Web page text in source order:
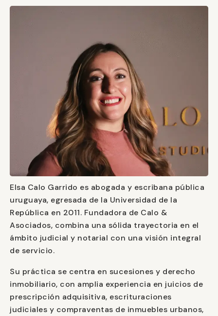
Elsa Calo Garrido es abogada y escribana pública
uruguaya, egresada de la Universidad de la
República en 2011. Fundadora de Calo &
Asociados, combina una sólida trayectoria en el
ámbito judicial y notarial con una visión integral
de servicio.
Su práctica se centra en sucesiones y derecho
inmobiliario, con amplia experiencia en juicios de
prescripción adquisitiva, escrituraciones
judiciales y compraventas de inmuebles urbanos,